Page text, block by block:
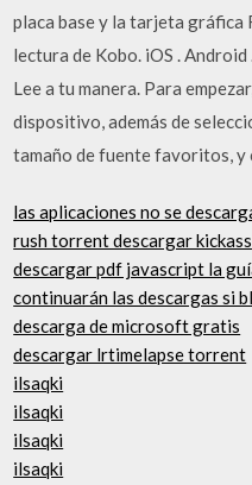
placa base y la tarjeta gráfica
lectura de Kobo. iOS . Android
Lee a tu manera. Para
dispositivo, además de
tamaño de fuente favoritos, y
las aplicaciones no se
rush torrent descargar kickass
descargar pdf javascript la
continuarán las descargas si
descarga de microsoft gratis
descargar lrtimelapse torrent
ilsaqki
ilsaqki
ilsaqki
ilsaqki